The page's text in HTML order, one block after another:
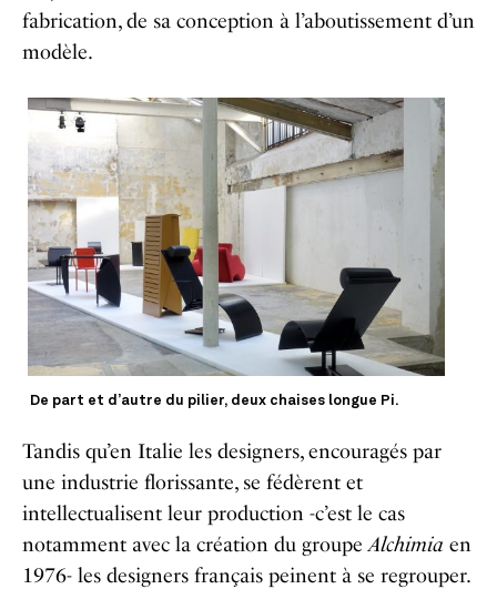
fabrication, de sa conception à l’aboutissement d’un
modèle.
De part et d’autre du pilier, deux chaises longue Pi.
Tandis qu’en Italie les designers, encouragés par
une industrie florissante, se fédèrent et
intellectualisent leur production -c’est le cas
notamment avec la création du groupeAlchimia en
1976- les designers français peinent à se regrouper.